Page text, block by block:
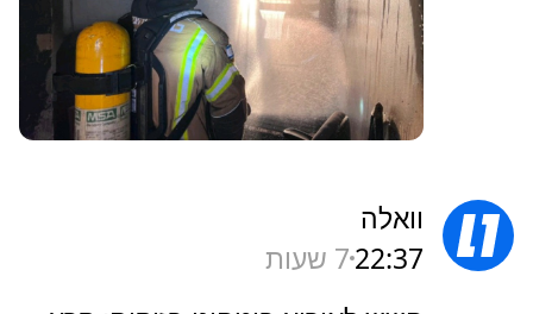
וואלה
22:377 שעות